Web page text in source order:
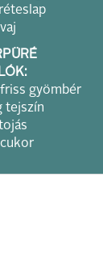
gyömbér
tejszín